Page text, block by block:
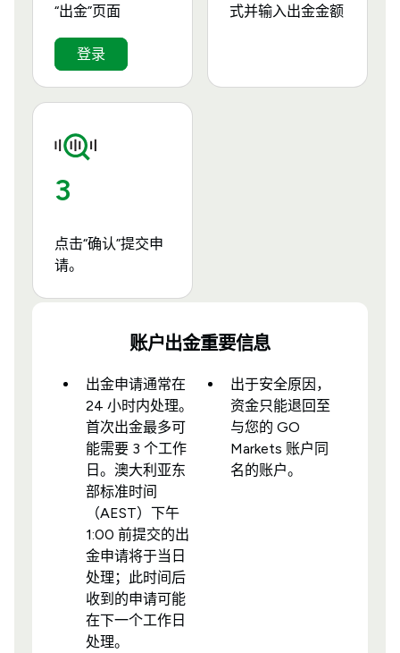
“出金”页面
登录
式并输入出金金额
3
点击“确认”提交申
请。
账户出金重要信息
出金申请通常在
24 小时内处理。
首次出金最多可
能需要 3 个工作
日。澳大利亚东
部标准时间
（AEST）下午
1:00 前提交的出
金申请将于当日
处理；此时间后
收到的申请可能
在下一个工作日
处理。
出于安全原因，
资金只能退回至
与您的 GO
Markets 账户同
名的账户。